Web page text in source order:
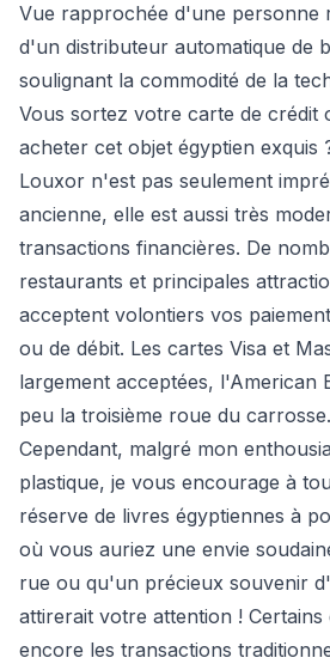
Vue rapprochée d'une personne
d'un distributeur automatique de
soulignant la commodité de la
Vous sortez votre carte de crédit
acheter cet objet égyptien exquis
Louxor n'est pas seulement
ancienne, elle est aussi très
transactions financières. De
restaurants et principales
acceptent volontiers vos
ou de débit. Les cartes Visa et
largement acceptées, l'American
peu la troisième roue du carrosse.
Cependant, malgré mon
plastique, je vous encourage à
réserve de livres égyptiennes à
où vous auriez une envie
rue ou qu'un précieux souvenir
attirerait votre attention !
encore les transactions